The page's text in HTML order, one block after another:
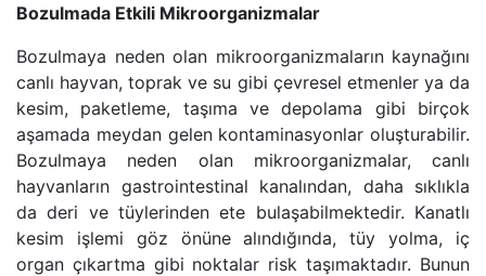
Bozulmada Etkili Mikroorganizmalar
Bozulmaya neden olan mikroorganizmaların kaynağını
canlı hayvan, toprak ve su gibi çevresel etmenler ya da
kesim, paketleme, taşıma ve depolama gibi birçok
aşamada meydan gelen kontaminasyonlar oluşturabilir.
Bozulmaya neden olan mikroorganizmalar, canlı
hayvanların gastrointestinal kanalından, daha sıklıkla
da deri ve tüylerinden ete bulaşabilmektedir. Kanatlı
kesim işlemi göz önüne alındığında, tüy yolma, iç
organ çıkartma gibi noktalar risk taşımaktadır. Bunun